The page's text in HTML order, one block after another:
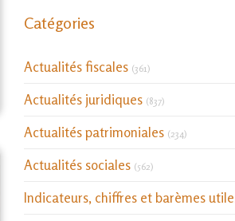
Catégories
Actualités fiscales (361)
Actualités juridiques (837)
Actualités patrimoniales (234)
Actualités sociales (562)
Indicateurs, chiffres et barèmes